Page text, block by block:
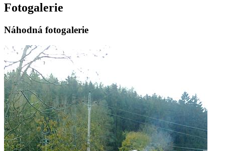
Fotogalerie
Náhodná fotogalerie